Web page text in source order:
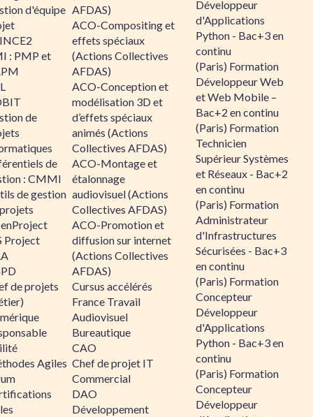
d'équipe
: PMP et
de
de
: CMMI
de gestion
Project
de projets
Agiles
AFDAS)
ACO-Compositing et
effets spéciaux
(Actions Collectives
AFDAS)
ACO-Conception et
modélisation 3D et
d’effets spéciaux
animés (Actions
Collectives AFDAS)
ACO-Montage et
étalonnage
audiovisuel (Actions
Collectives AFDAS)
ACO-Promotion et
diffusion sur internet
(Actions Collectives
AFDAS)
Cursus accélérés
France Travail
Audiovisuel
Bureautique
CAO
Chef de projet IT
Commercial
DAO
Développement
Développeur
d'Applications
Python - Bac+3 en
continu
(Paris) Formation
Développeur Web
et Web Mobile –
Bac+2 en continu
(Paris) Formation
Technicien
Supérieur Systèmes
et Réseaux - Bac+2
en continu
(Paris) Formation
Administrateur
d'Infrastructures
Sécurisées - Bac+3
en continu
(Paris) Formation
Concepteur
Développeur
d'Applications
Python - Bac+3 en
continu
(Paris) Formation
Concepteur
Développeur